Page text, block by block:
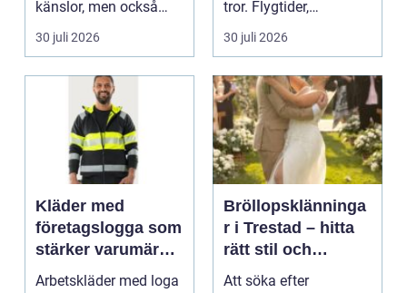
känslor, men också
praktiska beslut. En b...
30 juli 2026
tror. Flygtider,
packning, säker...
30 juli 2026
Kläder med
företagslogga som
stärker varumärket
varje dag
Arbetskläder med loga
Bröllopsklänninga
r i Trestad – hitta
rätt stil och
passform inför den
Att söka efter